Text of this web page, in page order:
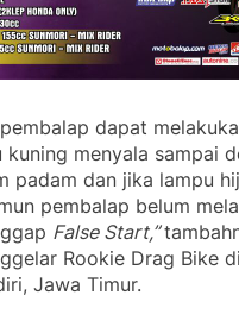
dapat
kuning menyala sampai
padam dan jika lampu
pembalap belum
False Start,”
Rookie Drag Bike
Jawa Timur.